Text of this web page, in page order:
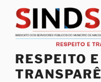
conteúdo
RESPEITO E